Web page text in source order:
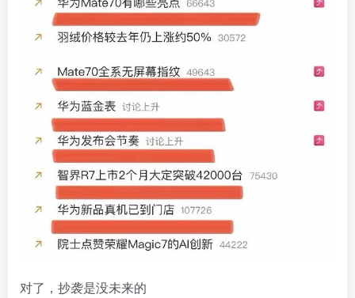
对了，抄袭是没未来的